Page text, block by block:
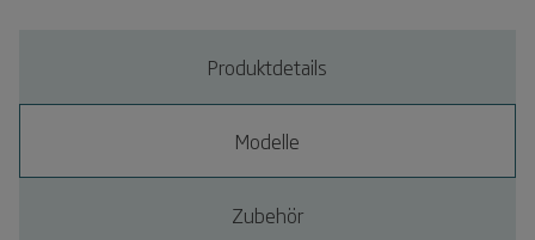
Produktdetails
Modelle
Zubehör